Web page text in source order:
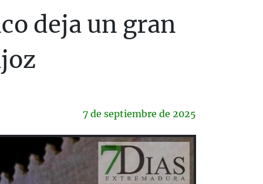
deja un gran
7 de septiembre de 2025